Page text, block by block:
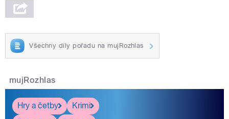
Všechny díly pořadu na mujRozhlas
mujRozhlas
Hry a četby
Krimi